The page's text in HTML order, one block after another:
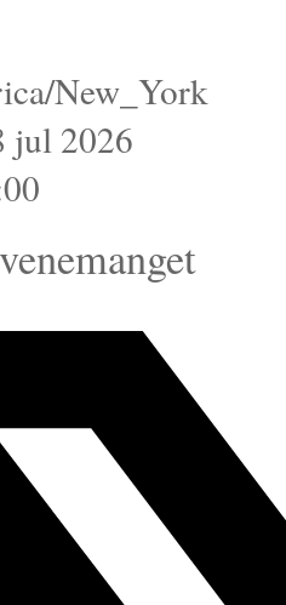
New_York
jul 2026